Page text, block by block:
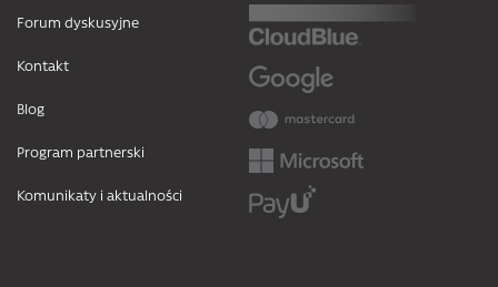
Forum dyskusyjne
Kontakt
Blog
Program partnerski
Komunikaty i aktualności